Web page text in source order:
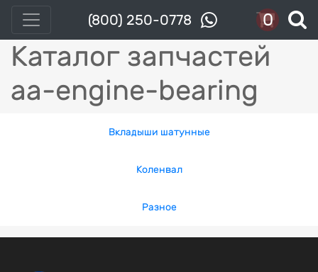
(800) 250-0778 0
Каталог запчастей
aa-engine-bearing
Вкладыши шатунные
Коленвал
Разное